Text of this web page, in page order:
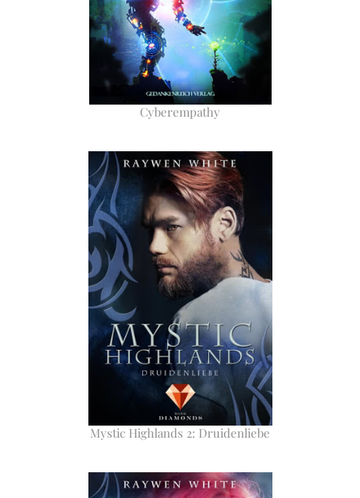
Cyberempathy
Mystic Highlands 2: Druidenliebe